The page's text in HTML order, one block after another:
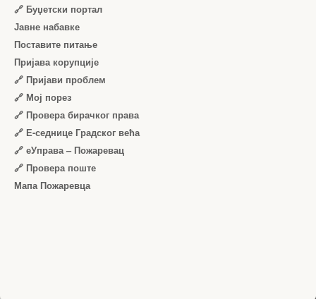
🔗 Буџетски портал
Јавне набавке
Поставите питање
Пријава корупције
🔗 Пријави проблем
🔗 Мој порез
🔗 Провера бирачког права
🔗 Е-седнице Градског већа
🔗 еУправа – Пожаревац
🔗 Провера поште
Мапа Пожаревца